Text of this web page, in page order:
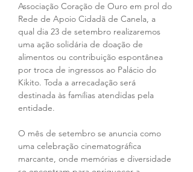
Associação Coração de Ouro em prol do
Rede de Apoio Cidadã de Canela, a
qual dia 23 de setembro realizaremos
uma ação solidária de doação de
alimentos ou contribuição espontânea
por troca de ingressos ao Palácio do
Kikito. Toda a arrecadação será
destinada às famílias atendidas pela
entidade.
O mês de setembro se anuncia como
uma celebração cinematográfica
marcante, onde memórias e diversidade